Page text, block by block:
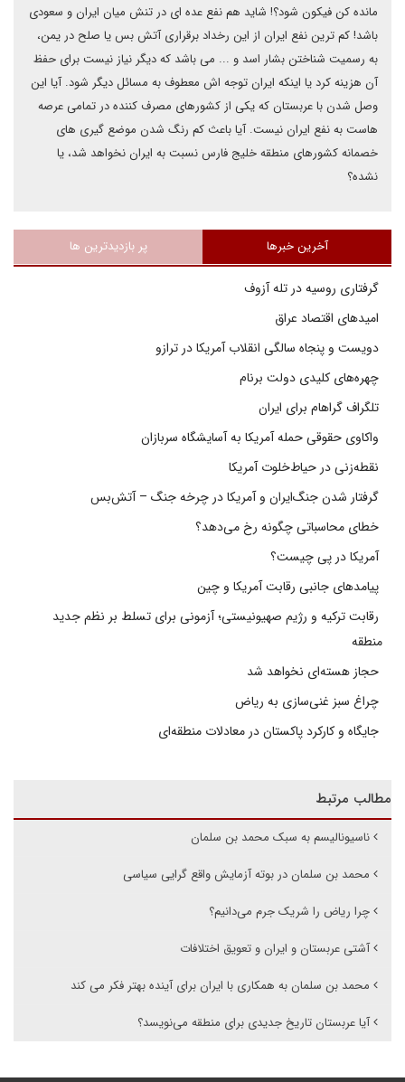
مانده کن فیکون شود؟! شاید هم نفع عده ای در تنش میان ایران و سعودی
باشد! کم ترین نفع ایران از این رخداد برقراری آتش بس یا صلح در یمن،
به رسمیت شناختن بشار اسد و ... می باشد که دیگر نیاز نیست برای حفظ
آن هزینه کرد یا اینکه ایران توجه اش معطوف به مسائل دیگر شود. آیا این
وصل شدن با عربستان که یکی از کشورهای مصرف کننده در تمامی عرصه
هاست به نفع ایران نیست. آیا باعث کم رنگ شدن موضع گیری های
خصمانه کشورهای منطقه خلیج فارس نسبت به ایران نخواهد شد، یا
نشده؟
آخرین خبرها پر بازدیدترین ها
گرفتاری روسیه در تله آزوف
امیدهای اقتصاد عراق
دویست و پنجاه سالگی انقلاب آمریکا در ترازو
چهره‌های کلیدی دولت برنام
تلگراف گراهام برای ایران
واکاوی حقوقی حمله آمریکا به آسایشگاه سربازان
نقطه‌زنی در حیاط‌خلوت آمریکا
گرفتار شدن جنگ‌ایران و آمریکا در چرخه جنگ – آتش‌بس
خطای محاسباتی چگونه رخ می‌دهد؟
آمریکا در پی چیست؟
پیامدهای جانبی رقابت آمریکا و چین
رقابت ترکیه و رژیم صهیونیستی؛ آزمونی برای تسلط بر نظم جدید
منطقه
حجاز هسته‌ای نخواهد شد
چراغ سبز غنی‌سازی به ریاض
جایگاه و کارکرد پاکستان در معادلات منطقه‌ای
مطالب مرتبط
ناسیونالیسم به سبک محمد بن سلمان
محمد بن سلمان در بوته آزمایش واقع گرایی سیاسی
چرا ریاض را شریک جرم می‌دانیم؟
آشتی عربستان و ایران و تعویق اختلافات
محمد بن سلمان به همکاری با ایران برای آینده بهتر فکر می کند
آیا عربستان تاریخ جدیدی برای منطقه می‌نویسد؟